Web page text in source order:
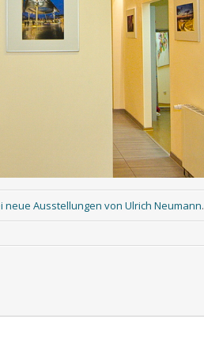
neue Ausstellungen von Ulrich Neumann.